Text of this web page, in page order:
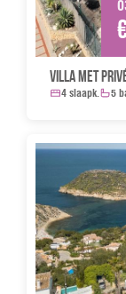
Villa met
4 slaapk. 5